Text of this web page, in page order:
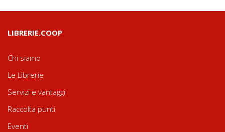
LIBRERIE.COOP
Chi siamo
Le Librerie
Servizi e vantaggi
Raccolta punti
Eventi